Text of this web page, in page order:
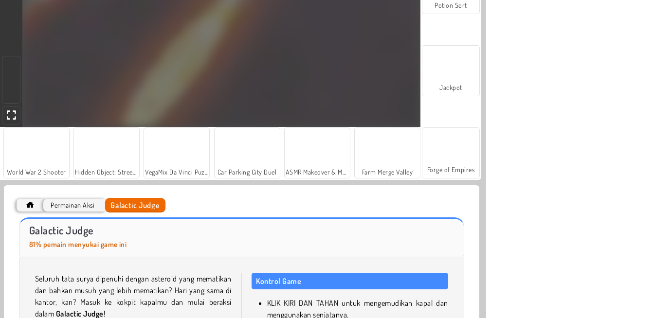
World War 2 Shooter Car Parking City Duel Farm Merge Valley
Royal Story
Potion Sort
Jackpot
Forge of Empires
Permainan Aksi Galactic Judge
Galactic Judge
81% pemain menyukai game ini
Seluruh tata surya dipenuhi dengan asteroid yang mematikan
dan bahkan musuh yang lebih mematikan? Hari yang sama di
kantor, kan? Masuk ke kokpit kapalmu dan mulai beraksi
dalam Galactic Judge!
Kontrol Game
KLIK KIRI DAN TAHAN untuk mengemudikan kapal dan
menggunakan senjatanya.